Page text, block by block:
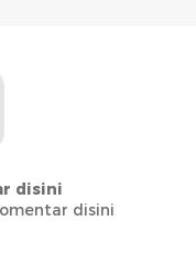
disini
disini